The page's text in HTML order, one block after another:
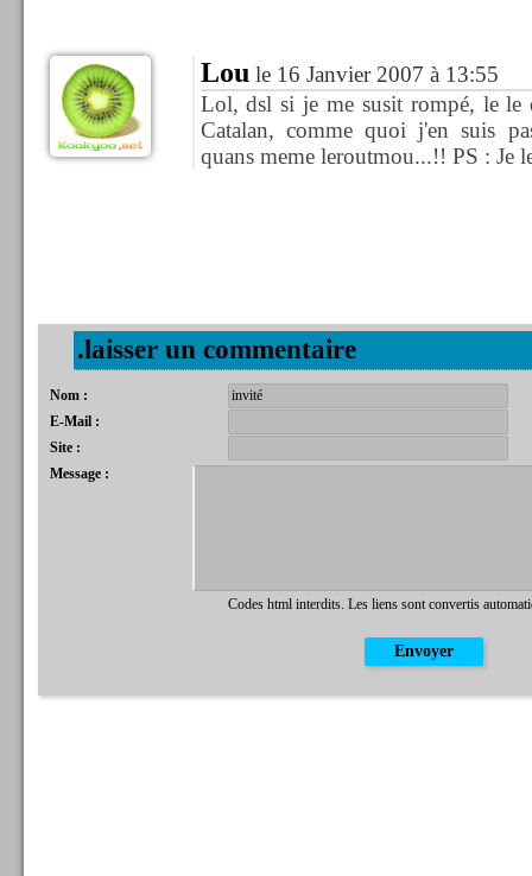
Lou le 16 Janvier 2007 à 13:55
Lol, dsl si je me susit rompé, le le
Catalan, comme quoi j'en suis
quans meme leroutmou...!! PS : Je
.laisser un commentaire
Nom :
E-Mail :
Site :
Message :
Codes html interdits. Les liens sont convertis